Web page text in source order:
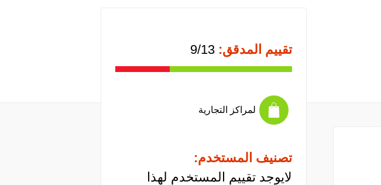
تقييم المدقق:
لمراكز التجارية
تصنيف المستخدم:
لايوجد تقييم المستخدم لهذا